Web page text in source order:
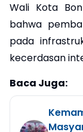
Wali Kota
bahwa
pada
kecerdasan
Baca Juga: